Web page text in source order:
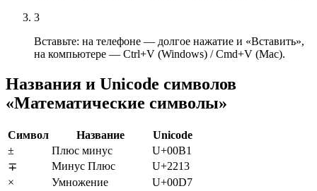
3
Вставьте: на телефоне — долгое нажатие и «Вставить»,
на компьютере — Ctrl+V (Windows) / Cmd+V (Mac).
Названия и Unicode символов
«Математические символы»
Символ Название
Unicode
±
Плюс минус
U+00B1
∓
Минус Плюс
U+2213
×
Умножение
U+00D7